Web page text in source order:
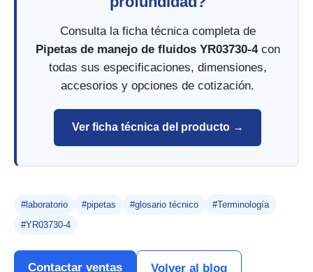
Consulta la ficha técnica completa de
Pipetas de manejo de fluidos YR03730-4con
todas sus especificaciones, dimensiones,
accesorios y opciones de cotización.
Ver ficha técnica del producto →
#laboratorio #pipetas #glosario técnico
#Terminología
#YR03730-4
Contactar ventas Volver al blog